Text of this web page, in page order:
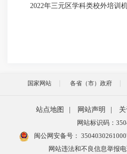
2022年三元区学科类校外培训
国家网站 各省（市）政府
站点地图 网站声明
网站标识码：
闽公网安备号：
网站违法和不良信息举报